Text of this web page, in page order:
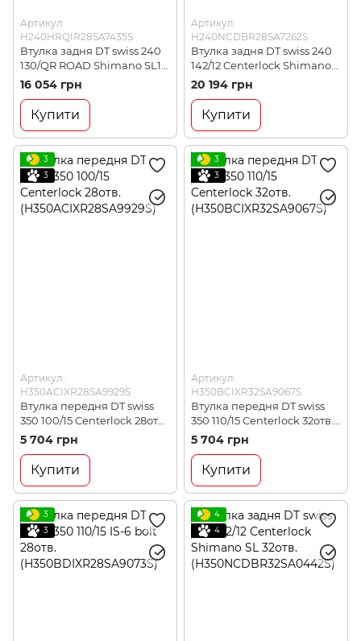
Артикул:
H240HRQIR28SA7435S
Втулка задня DT swiss 240
130/QR ROAD Shimano SL11
28отв.
EXP(H240HRQIR28SA7435S)
16 054 грн
Купити
Артикул:
H240NCDBR28SA7262S
Втулка задня DT swiss 240
142/12 Centerlock Shimano
SL 28отв.
EXP(H240NCDBR28SA7262S
)
20 194 грн
Купити
3
3
Артикул:
H350ACIXR28SA9929S
Втулка передня DT swiss
350 100/15 Centerlock 28отв.
(H350ACIXR28SA9929S)
5 704 грн
Купити
3
3
Артикул:
H350BCIXR32SA9067S
Втулка передня DT swiss
350 110/15 Centerlock 32отв.
(H350BCIXR32SA9067S)
5 704 грн
Купити
3
3
4
4